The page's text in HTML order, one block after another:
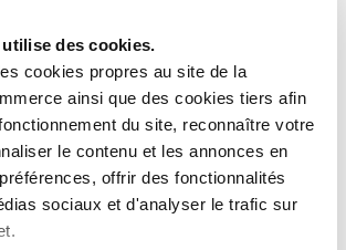
des cookies.
cookies propres au site de la
ainsi que des cookies tiers afin
du site, reconnaître votre
le contenu et les annonces en
offrir des fonctionnalités
sociaux et d'analyser le trafic sur
de loi prévoit déjà une condition de
» du dirigeant dans
risque par ailleurs de porter une
l’attractivité du Luxembourg.
Commerce a également souligné les
qui risquent, en l’état actuel du projet
un frein au développement des
au Luxembourg :